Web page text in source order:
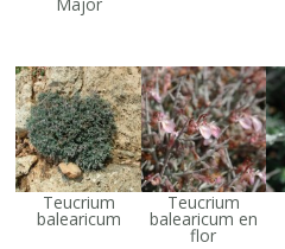
Teucrium
balearicum
Teucrium
balearicum en
flor